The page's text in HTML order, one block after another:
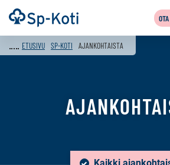
Siirry
sisältöön
Etusivu
ETUSIVU SP-KOTI AJANKOHTAISTA